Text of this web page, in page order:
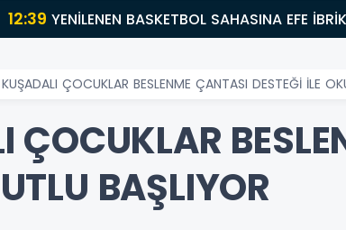
12:39 YENİLENEN BASKETBOL SAHASINA EFE
KUŞADALI ÇOCUKLAR BESLENME ÇANTASI DESTEĞİ İLE
ÇOCUKLAR
BAŞLIYOR